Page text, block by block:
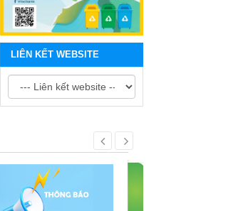
LIÊN KẾT WEBSITE